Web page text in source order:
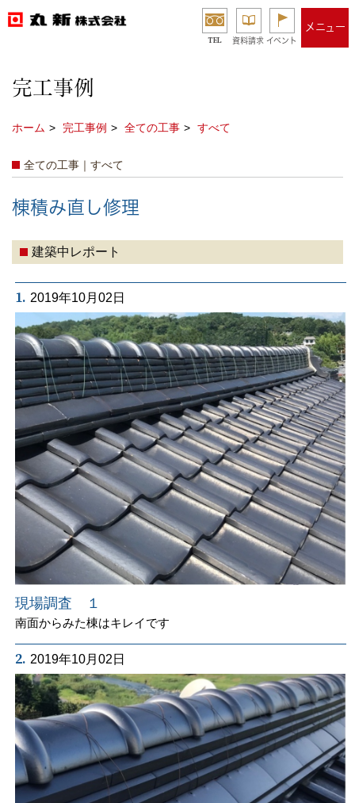
TEL 資料請求 イベント
メニュー
完工事例
ホーム 完工事例 全ての工事 すべて
全ての工事｜すべて
棟積み直し修理
建築中レポート
1. 2019年10月02日
現場調査 １
南面からみた棟はキレイです
2. 2019年10月02日